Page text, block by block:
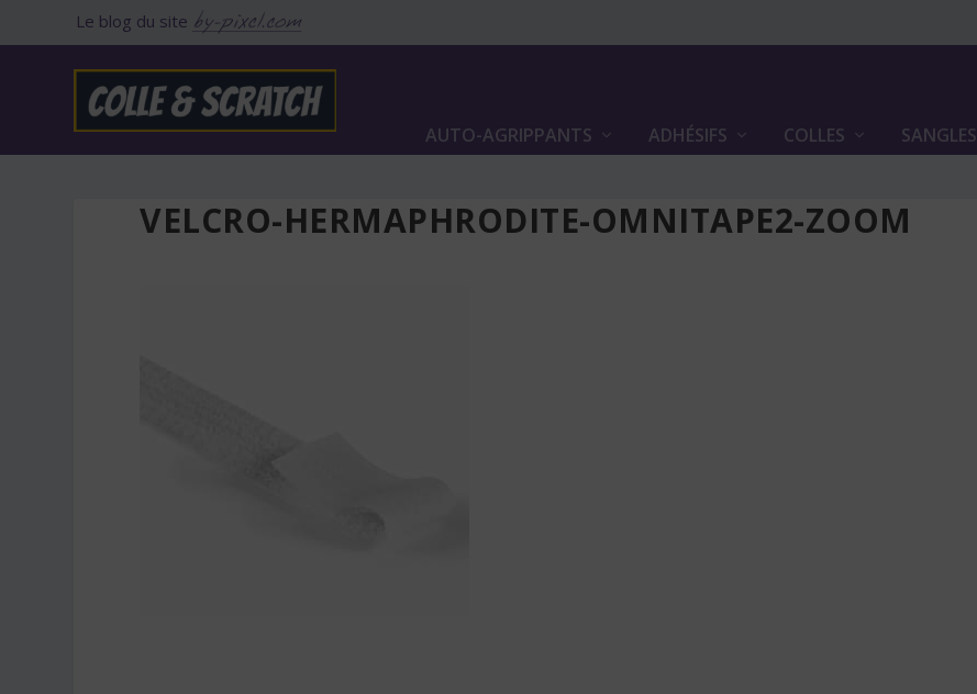
Le blog du site
AUTO-AGRIPPANTS ADHÉSIFS COLLES SANGLES
VELCRO-HERMAPHRODITE-OMNITAPE2-ZOOM